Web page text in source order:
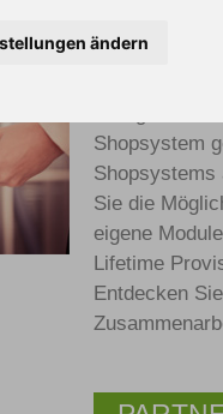
ändern
Ipilum
Shopsystem
Shopsystems
Sie die
eigene
Lifetime
Entdecken